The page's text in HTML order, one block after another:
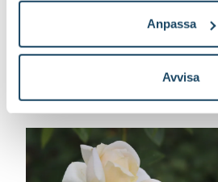
Anpassa
Avvisa